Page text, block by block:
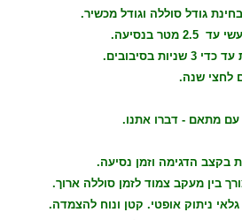
גודל סוללה וגודל מכשיר.
מטר בנסיעה.
לחצי שנה.
עם מתאם - דברו אתנו.
ניתוק אופטי. קטן ונוח להצמדה.